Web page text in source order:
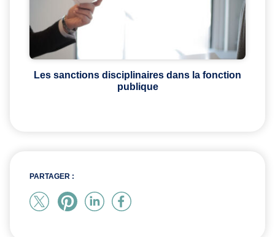
Les sanctions disciplinaires dans la fonction
publique
PARTAGER :